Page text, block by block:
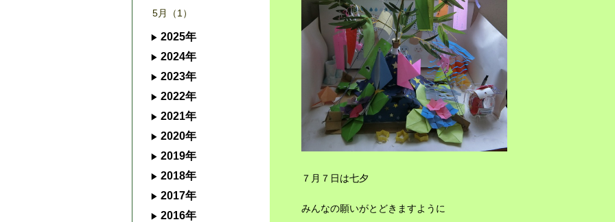
７月７日は七夕
みんなの願いがとどきますように
5月（1）
2025年
2024年
2023年
2022年
2021年
2020年
2019年
2018年
2017年
2016年